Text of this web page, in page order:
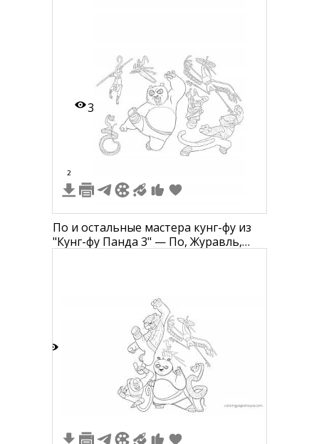
3
2
По и остальные мастера кунг-фу из
"Кунг-фу Панда 3" — По, Журавль,